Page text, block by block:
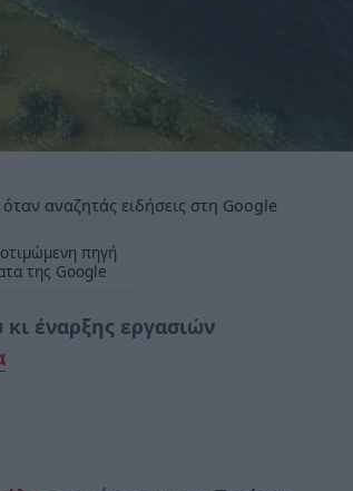
αναζητάς ειδήσεις στη Google
πηγή
της Google
έναρξης εργασιών